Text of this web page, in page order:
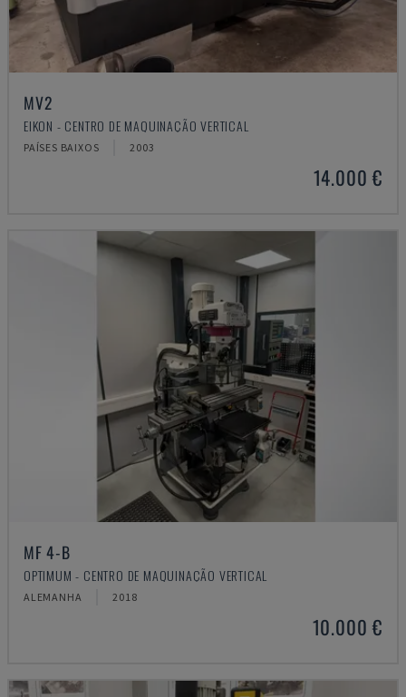
MV2
EIKON - CENTRO DE MAQUINAÇÃO VERTICAL
PAÍSES BAIXOS 2003
14.000 €
MF 4-B
OPTIMUM - CENTRO DE MAQUINAÇÃO VERTICAL
ALEMANHA 2018
10.000 €